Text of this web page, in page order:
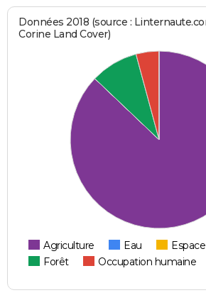
Données 2018 (source :
Corine Land Cover)
Agriculture Eau
Forêt
Occupation humaine